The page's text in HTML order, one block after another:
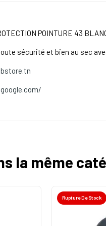
POINTURE 43
sécurité et bien au sec
la même
Rupture De Stock